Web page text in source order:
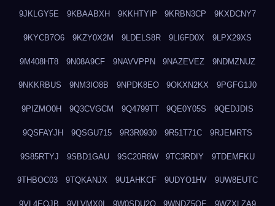
9JKLGY5E 9KBAABXH 9KKHTYIP 9KRBN3CP 9KXDCNY7
9KYCB7O6 9KZY0X2M 9LDELS8R 9LI6FD0X 9LPX29XS
9M408HT8 9N08A9CF 9NAVVPPN 9NAZEVEZ 9NDMZNUZ
9NKKRBUS 9NM3IO8B 9NPDK8EO 9OKXN2KX 9PGFG1J0
9PIZMO0H 9Q3CVGCM 9Q4799TT 9QE0Y05S 9QEDJDIS
9QSFAYJH 9QSGU715 9R3R0930 9R51T71C 9RJEMRTS
9S85RTYJ 9SBD1GAU 9SC20R8W 9TC3RDIY 9TDEMFKU
9THBOC03 9TQKANJX 9U1AHKCF 9UDYO1HV 9UW8EUTC
9VL4EOJB 9VLVMX0I 9W0SDU2O 9WNDZ5OE 9WZXLZA9